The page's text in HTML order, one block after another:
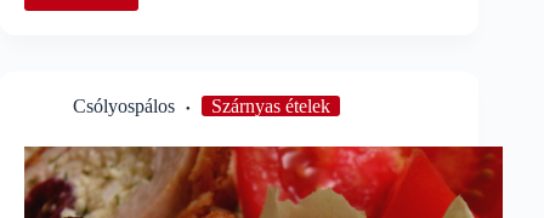
Csólyospálos Szárnyas ételek